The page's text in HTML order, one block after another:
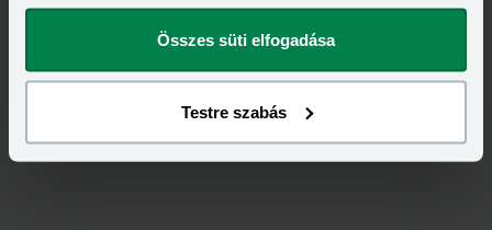
megváltoztathatod.
Összes süti elfogadása
Testre szabás
Értékelda Generali-ot!
5,00/1